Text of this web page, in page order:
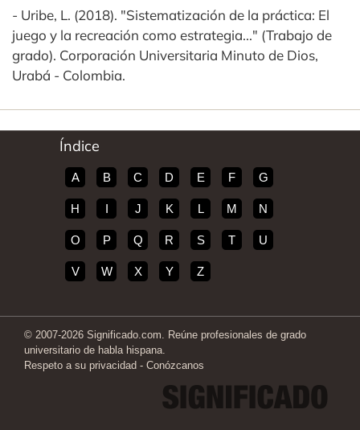
- Uribe, L. (2018). "Sistematización de la práctica: El
juego y la recreación como estrategia..." (Trabajo de
grado). Corporación Universitaria Minuto de Dios,
Urabá - Colombia.
Índice
A B C D E F G
H I J K L M N
O P Q R S T U
V W X Y Z
© 2007-2026 Significado.com. Reúne profesionales de grado
universitario de habla hispana.
Respeto a su privacidad - Conózcanos